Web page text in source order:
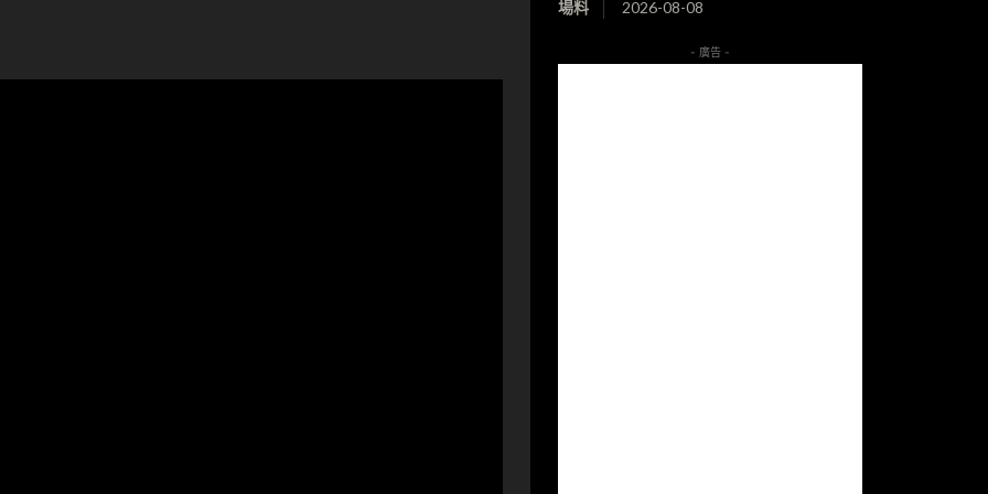
場料 2026-08-08
- 廣告 -